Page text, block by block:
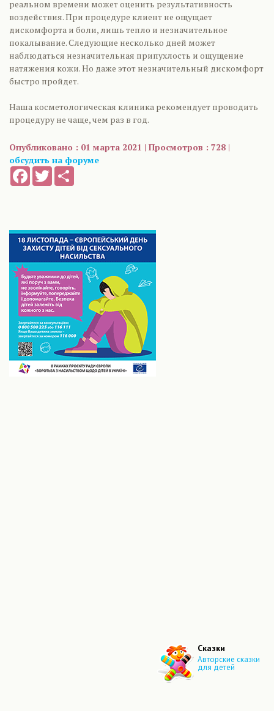
реальном времени может оценить результативность
воздействия. При процедуре клиент не ощущает
дискомфорта и боли, лишь тепло и незначительное
покалывание. Следующие несколько дней может
наблюдаться незначительная припухлость и ощущение
натяжения кожи. Но даже этот незначительный дискомфорт
быстро пройдет.
Наша косметологическая клиника рекомендует проводить
процедуру не чаще, чем раз в год.
Опубликовано : 01 марта 2021 | Просмотров : 728 |
обсудить на форуме
FacebookTwitter
Сказки
Авторские сказки
для детей